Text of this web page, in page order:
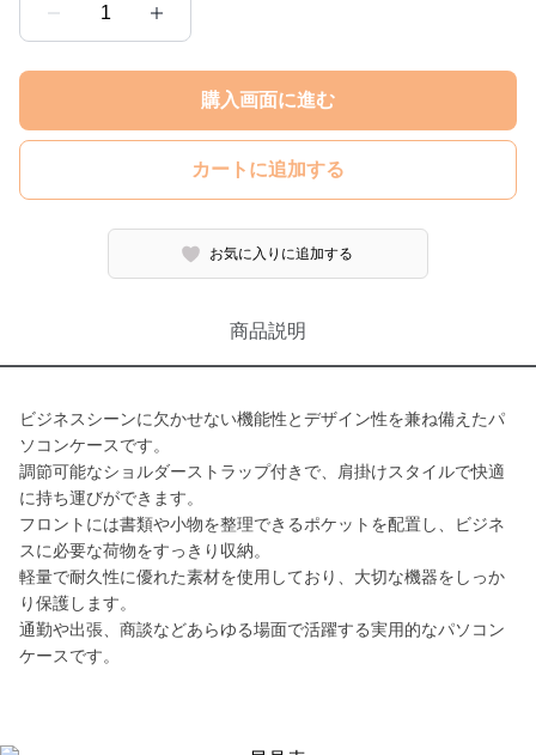
1
購入画面に進む
カートに追加する
お気に入りに追加する
商品説明
ビジネスシーンに欠かせない機能性とデザイン性を兼ね備えたパ
ソコンケースです。
調節可能なショルダーストラップ付きで、肩掛けスタイルで快適
に持ち運びができます。
フロントには書類や小物を整理できるポケットを配置し、ビジネ
スに必要な荷物をすっきり収納。
軽量で耐久性に優れた素材を使用しており、大切な機器をしっか
り保護します。
通勤や出張、商談などあらゆる場面で活躍する実用的なパソコン
ケースです。